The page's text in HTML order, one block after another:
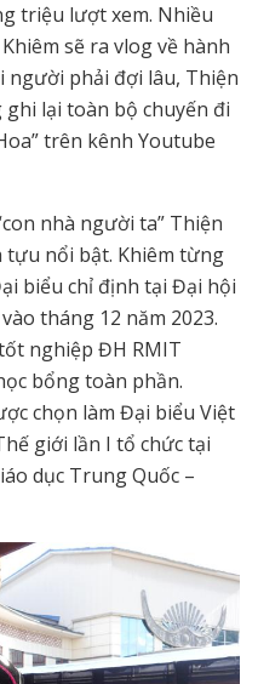
triệu lượt xem. Nhiều
sẽ ra vlog về hành
người phải đợi lâu, Thiện
lại toàn bộ chuyến đi
trên kênh Youtube
nhà người ta” Thiện
nổi bật. Khiêm từng
biểu chỉ định tại Đại hội
tháng 12 năm 2023.
nghiệp ĐH RMIT
bổng toàn phần.
chọn làm Đại biểu Việt
giới lần I tổ chức tại
dục Trung Quốc –